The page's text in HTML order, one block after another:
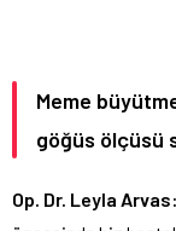
Meme
göğüs ölçüsü
Op. Dr. Leyla Arvas: